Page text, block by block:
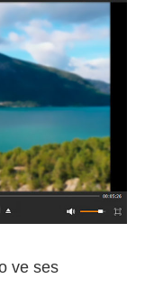
ve ses